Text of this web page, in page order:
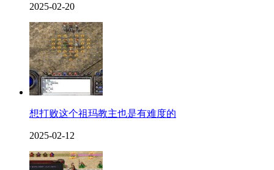
2025-02-20
想打败这个祖玛教主也是有难度的
2025-02-12